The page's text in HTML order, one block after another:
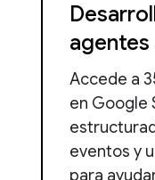
agentes
Accede a
en Google
eventos y
para